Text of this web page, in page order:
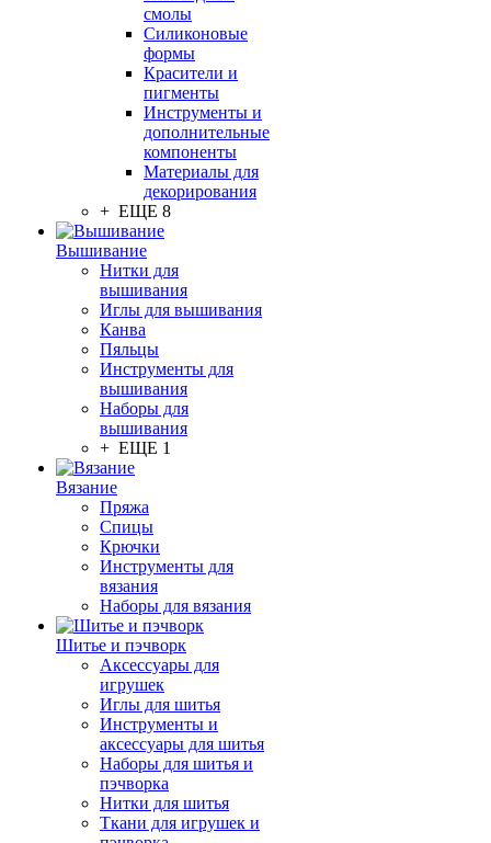
смолы
Силиконовые
формы
Красители и
пигменты
Инструменты и
дополнительные
компоненты
Материалы для
декорирования
+ ЕЩЕ 8
Вышивание
Нитки для
вышивания
Иглы для вышивания
Канва
Пяльцы
Инструменты для
вышивания
Наборы для
вышивания
+ ЕЩЕ 1
Вязание
Пряжа
Спицы
Крючки
Инструменты для
вязания
Наборы для вязания
Шитье и пэчворк
Аксессуары для
игрушек
Иглы для шитья
Инструменты и
аксессуары для шитья
Наборы для шитья и
пэчворка
Нитки для шитья
Ткани для игрушек и